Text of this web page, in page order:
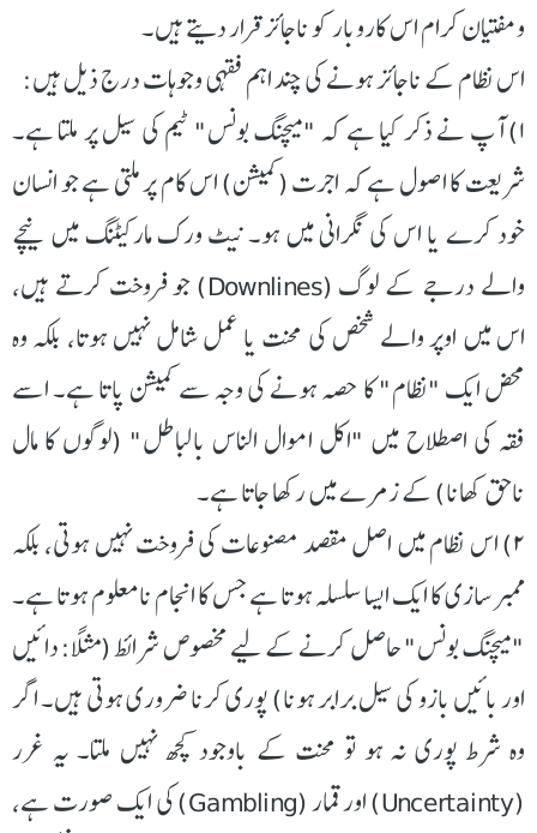
و مفتیان کرام اس کاروبار کو ناجائز قرار دیتے ہیں۔
اس نظام کے ناجائز ہونے کی چند اہم فقہی وجوہات درج ذیل ہیں:
١) آپ نے ذکر کیا ہے کہ "میچنگ بونس" ٹیم کی سیل پر ملتا ہے۔
شریعت کا اصول ہے کہ اجرت (کمیشن) اس کام پر ملتی ہے جو انسان
خود کرے یا اس کی نگرانی میں ہو۔ نیٹ ورک مارکیٹنگ میں نیچے
والے درجے کے لوگ (Downlines) جو فروخت کرتے ہیں،
اس میں اوپر والے شخص کی محنت یا عمل شامل نہیں ہوتا، بلکہ وہ
محض ایک "نظام" کا حصہ ہونے کی وجہ سے کمیشن پاتا ہے۔ اسے
فقہ کی اصطلاح میں "اکل اموال الناس بالباطل" (لوگوں کا مال
ناحق کھانا) کے زمرے میں رکھا جاتا ہے۔
۲) اس نظام میں اصل مقصد مصنوعات کی فروخت نہیں ہوتی، بلکہ
ممبر سازی کا ایک ایسا سلسلہ ہوتا ہے جس کا انجام نامعلوم ہوتا ہے۔
"میچنگ بونس" حاصل کرنے کے لیے مخصوص شرائط (مثلاً: دائیں
اور بائیں بازو کی سیل برابر ہونا) پوری کرنا ضروری ہوتی ہیں۔ اگر
وہ شرط پوری نہ ہو تو محنت کے باوجود کچھ نہیں ملتا۔ یہ غرر
(Uncertainty) اور قمار (Gambling) کی ایک صورت ہے،